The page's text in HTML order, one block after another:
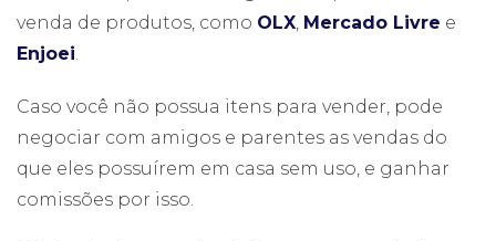
venda de produtos, como OLX, Mercado Livre e
Enjoei.
Caso você não possua itens para vender, pode
negociar com amigos e parentes as vendas do
que eles possuírem em casa sem uso, e ganhar
comissões por isso.